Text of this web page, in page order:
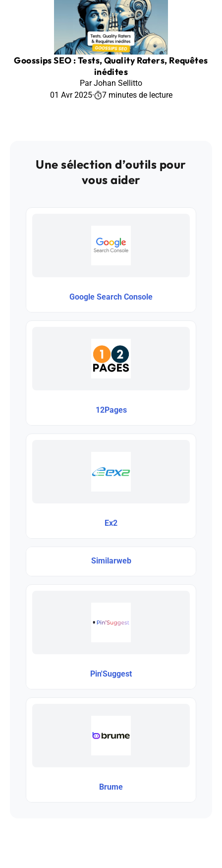
Goossips SEO : Tests, Quality Raters, Requêtes
inédites
Par Johan Sellitto
01 Avr 2025· 7 minutes de lecture
Une sélection d’outils pour
vous aider
Google Search Console
12Pages
Ex2
Similarweb
Pin'Suggest
Brume